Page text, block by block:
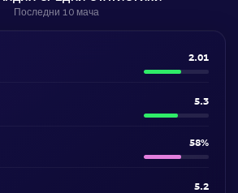
Последни 10 мача
2.01
5.3
58%
5.2